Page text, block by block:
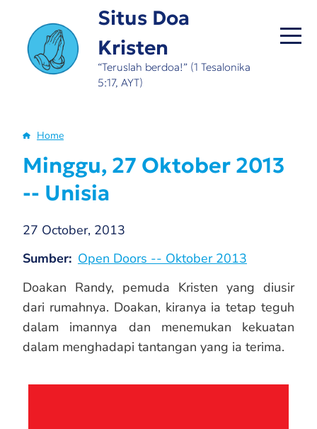
main
content
Situs Doa
Kristen
“Teruslah berdoa!” (1 Tesalonika
5:17, AYT)
Breadcrumb
Home
Minggu, 27 Oktober 2013
-- Unisia
27 October, 2013
Sumber Open Doors -- Oktober 2013
Doakan Randy, pemuda Kristen yang diusir
dari rumahnya. Doakan, kiranya ia tetap teguh
dalam imannya dan menemukan kekuatan
dalam menghadapi tantangan yang ia terima.